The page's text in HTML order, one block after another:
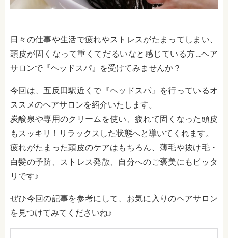
日々の仕事や生活で疲れやストレスがたまってしまい、
頭皮が固くなって重くてだるいなと感じている方…ヘア
サロンで『ヘッドスパ』を受けてみませんか？
今回は、五反田駅近くで『ヘッドスパ』を行っているオ
ススメのヘアサロンを紹介いたします。
炭酸泉や専用のクリームを使い、疲れて固くなった頭皮
もスッキリ！リラックスした状態へと導いてくれます。
疲れがたまった頭皮のケアはもちろん、薄毛や抜け毛・
白髪の予防、ストレス発散、自分へのご褒美にもピッタ
リです♪
ぜひ今回の記事を参考にして、お気に入りのヘアサロン
を見つけてみてくださいね♪